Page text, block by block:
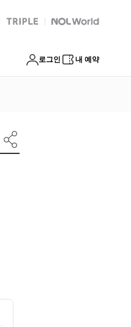
트리플 Global Interpark
로그인 내 예약